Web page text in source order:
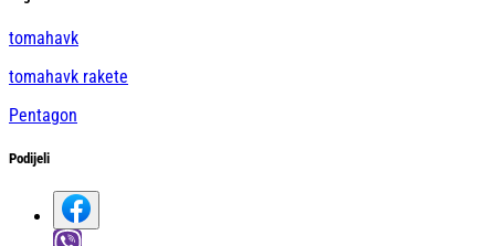
tomahavk
tomahavk rakete
Pentagon
Podijeli